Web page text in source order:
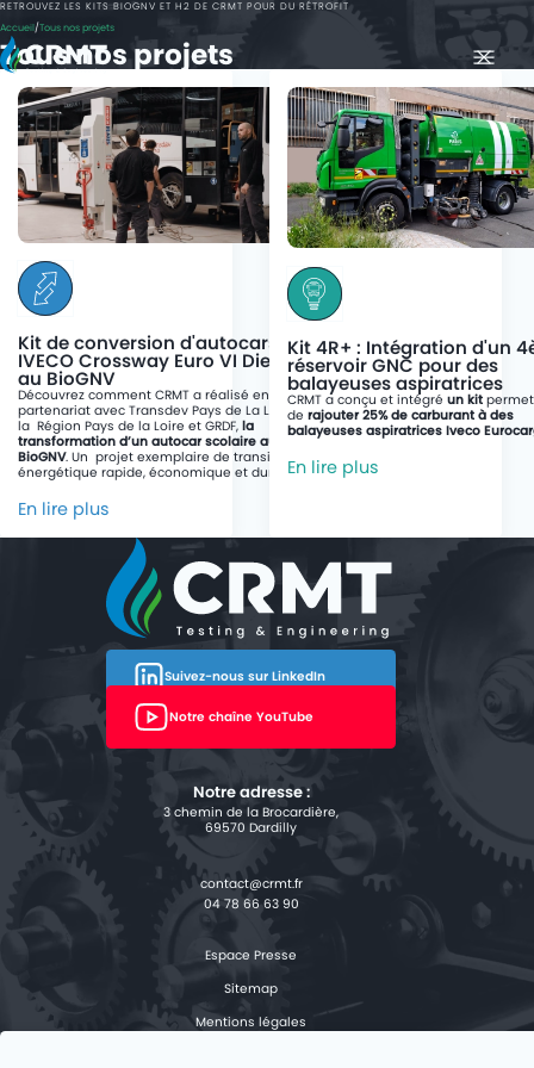
EXPERTISES
MESURE DES ÉMISSIONS DE POLLUANTS SUR VÉHICULES
Essais Réglementaires
Essais R&D
ESSAIS MOTEURS
INGÉNIERIE MOTEURS
Conversion moteur Diesel GNV
INGÉNIERIE VÉHICULES
PROJETS
KITS
SOCIÉTÉ
CARRIÈRES
CONTACT
RETROUVEZ LES KITS BIOGNV ET H2 DE CRMT POUR DU RÉTROFIT
Accueil Tous nos projets
Tous nos projets
Kit de conversion d'autocars
IVECO Crossway Euro VI Diesel
au BioGNV
Découvrez comment CRMT a réalisé en
partenariat avec Transdev Pays de La Loire,
la Région Pays de la Loire et GRDF,la
transformation d’un autocar scolaire au
BioGNV. Un projet exemplaire de transition
énergétique rapide, économique et durable.
En lire plus
Kit 4R+ : Intégration d'un
réservoir GNC pour des
balayeuses aspiratrices
CRMT a conçu et intégré un kit
de rajouter 25% de carburant à des
balayeuses aspiratrices Iveco
En lire plus
Suivez-nous sur LinkedIn
Notre chaîne YouTube
Notre adresse :
3 chemin de la Brocardière,
69570 Dardilly
04 78 66 63 90
Espace Presse
Sitemap
Mentions légales